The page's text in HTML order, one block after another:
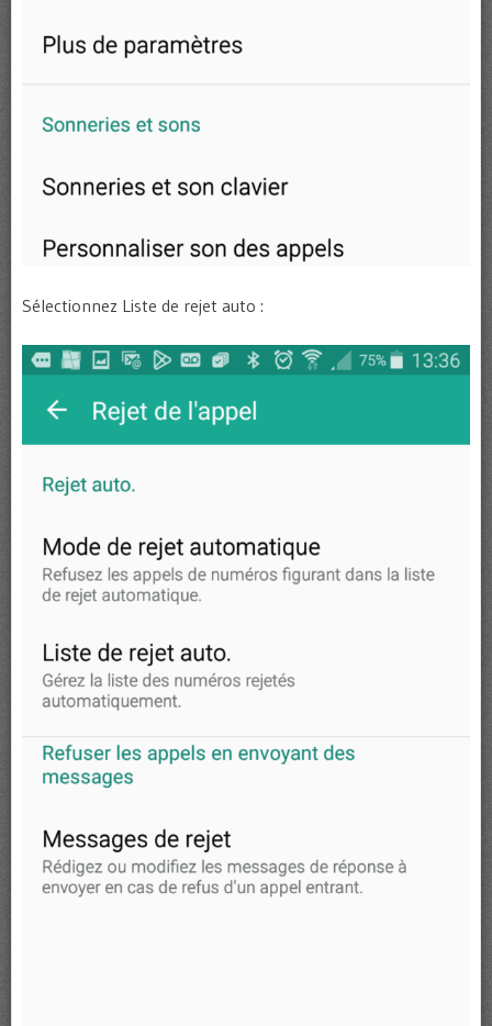
Sélectionnez Liste de rejet auto :